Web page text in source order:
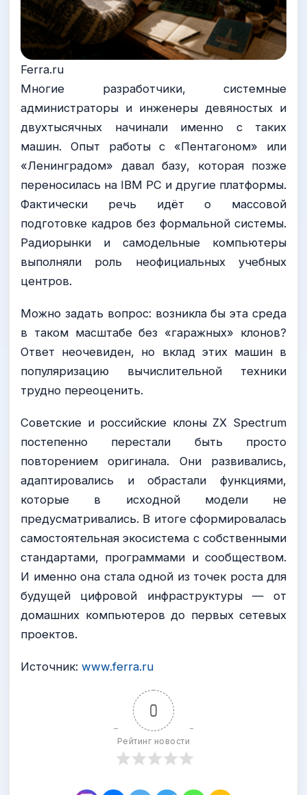
Ferra.ru
Многие разработчики, системные
администраторы и инженеры девяностых и
двухтысячных начинали именно с таких
машин. Опыт работы с «Пентагоном» или
«Ленинградом» давал базу, которая позже
переносилась на IBM PC и другие платформы.
Фактически речь идёт о массовой
подготовке кадров без формальной системы.
Радиорынки и самодельные компьютеры
выполняли роль неофициальных учебных
центров.
Можно задать вопрос: возникла бы эта среда
в таком масштабе без «гаражных» клонов?
Ответ неочевиден, но вклад этих машин в
популяризацию вычислительной техники
трудно переоценить.
Советские и российские клоны ZX Spectrum
постепенно перестали быть просто
повторением оригинала. Они развивались,
адаптировались и обрастали функциями,
которые в исходной модели не
предусматривались. В итоге сформировалась
самостоятельная экосистема с собственными
стандартами, программами и сообществом.
И именно она стала одной из точек роста для
будущей цифровой инфраструктуры — от
домашних компьютеров до первых сетевых
проектов.
Источник: www.ferra.ru
0
Рейтинг новости